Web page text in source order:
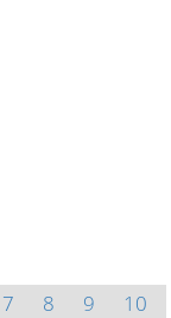
7 8 9
10